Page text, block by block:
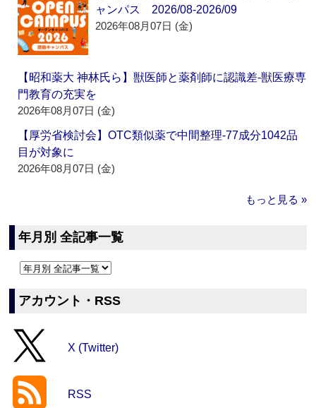
ャンパス 2026/08-2026/09
2026年08月07日 (金)
【昭和薬大 神林氏ら】獣医師と薬剤師に認識差‐獣医療専
門教育の充実を
2026年08月07日 (金)
【厚労省検討会】OTC類似薬で中間整理‐77成分1042品
目が対象に
2026年08月07日 (金)
もっと見る »
年月別 全記事一覧
アカウント・RSS
X (Twitter)
RSS